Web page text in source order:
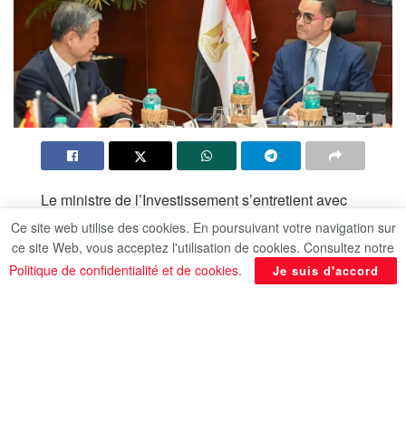
Le ministre de l’Investissement s’entretient avec
l’ambassadeur de Chine au Caire. Le ministre de
l’Investissement et du Commerce extérieur,
Hassan Al-Khatib, et l’ambassadeur de Chine en
Ce site web utilise des cookies. En poursuivant votre navigation sur
ce site Web, vous acceptez l'utilisation de cookies. Consultez notre
Politique de confidentialité et de cookies. Je suis d'accord